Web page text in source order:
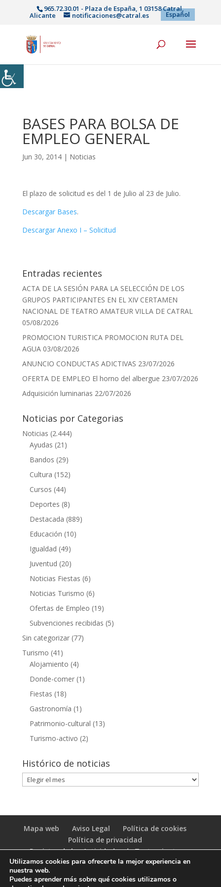
965.72.30.01 - Plaza de España, 1 03158 Catral,
Alicante notificaciones@catral.es Español
BASES PARA BOLSA DE
EMPLEO GENERAL
Jun 30, 2014| Noticias
El plazo de solicitud es del 1 de Julio al 23 de Julio.
Descargar Bases.
Descargar Anexo I – Solicitud
Entradas recientes
ACTA DE LA SESIÓN PARA LA SELECCIÓN DE LOS
GRUPOS PARTICIPANTES EN EL XIV CERTAMEN
NACIONAL DE TEATRO AMATEUR VILLA DE CATRAL
05/08/2026
PROMOCION TURISTICA PROMOCION RUTA DEL
AGUA 03/08/2026
ANUNCIO CONDUCTAS ADICTIVAS 23/07/2026
OFERTA DE EMPLEO El horno del albergue 23/07/2026
Adquisición luminarias 22/07/2026
Noticias por Categorias
Noticias (2.444)
Ayudas (21)
Bandos (29)
Cultura (152)
Cursos (44)
Deportes (8)
Destacada (889)
Educación (10)
Igualdad (49)
Juventud (20)
Noticias Fiestas (6)
Noticias Turismo (6)
Ofertas de Empleo (19)
Subvenciones recibidas (5)
Sin categorizar(77)
Turismo (41)
Alojamiento (4)
Donde-comer(1)
Fiestas (18)
Gastronomía (1)
Patrimonio-cultural (13)
Turismo-activo (2)
Histórico de noticias
Histórico
de
Mapa web Aviso Legal
Política de cookies
Política de privacidad
Registro de las Actividades de Tratamiento
(RAT)
Utilizamos cookies para ofrecerte la mejor experiencia en
nuestra web.
Puedes aprender más sobre qué cookies utilizamos o